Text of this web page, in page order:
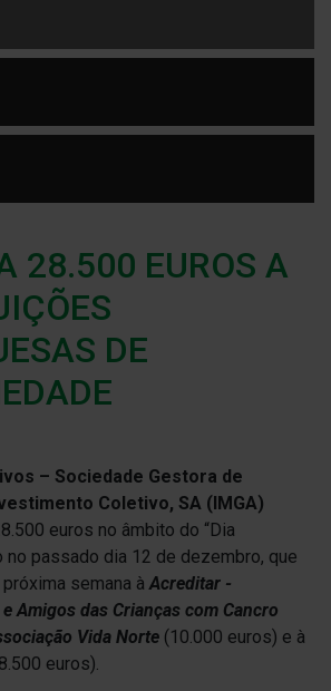
28.500 EUROS A
DE
– Sociedade Gestora de
Coletivo, SA (IMGA)
euros no âmbito do “Dia
no passado dia 12 de dezembro, que
semana à Acreditar -
Amigos das Crianças com Cancro
Vida Norte (10.000 euros) e à
euros).